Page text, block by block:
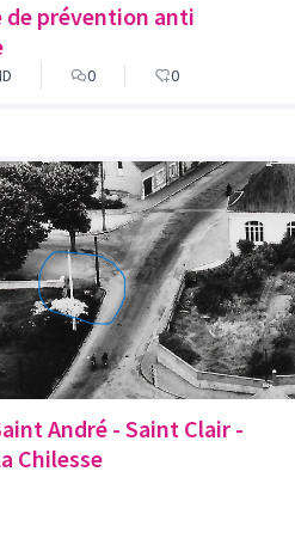
de prévention anti
0 0
André - Saint Clair -
Chilesse